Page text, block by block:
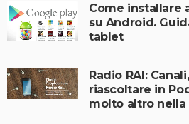
Come installare
su Android.
tablet
Radio RAI:
riascoltare in
molto altro nella